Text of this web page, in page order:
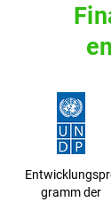
gramm der